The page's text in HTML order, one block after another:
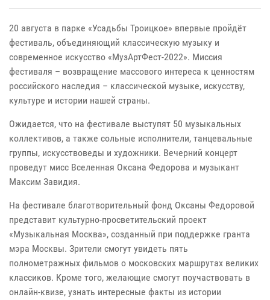
20 августа в парке «Усадьбы Троицкое» впервые пройдёт
фестиваль, объединяющий классическую музыку и
современное искусство «МузАртФест-2022». Миссия
фестиваля – возвращение массового интереса к ценностям
российского наследия – классической музыке, искусству,
культуре и истории нашей страны.
Ожидается, что на фестивале выступят 50 музыкальных
коллективов, а также сольные исполнители, танцевальные
группы, искусствоведы и художники. Вечерний концерт
проведут мисс Вселенная Оксана Федорова и музыкант
Максим Завидия.
На фестивале благотворительный фонд Оксаны Федоровой
представит культурно-просветительский проект
«Музыкальная Москва», созданный при поддержке гранта
мэра Москвы. Зрители смогут увидеть пять
полнометражных фильмов о московских маршрутах великих
классиков. Кроме того, желающие смогут поучаствовать в
онлайн-квизе, узнать интересные факты из истории